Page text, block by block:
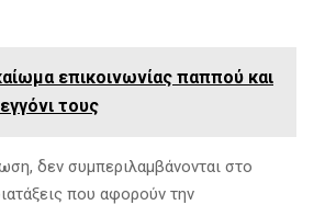
επικοινωνίας παππού και
τους
δεν συμπεριλαμβάνονται στο
που αφορούν την